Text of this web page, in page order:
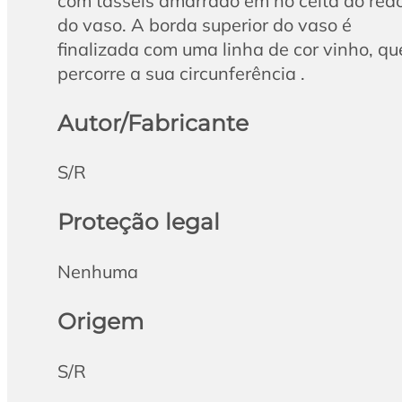
do vaso. A borda superior do vaso é
finalizada com uma linha de cor vinho,
percorre a sua circunferência .
Autor/Fabricante
S/R
Proteção legal
Nenhuma
Origem
S/R